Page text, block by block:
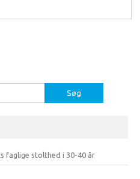
faglige stolthed i 30-40 år